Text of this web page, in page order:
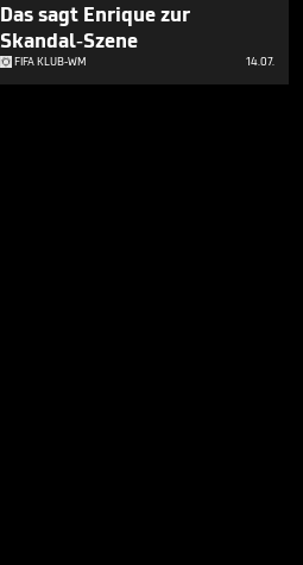
Das sagt Enrique zur
Skandal-Szene
FIFA KLUB-WM 14.07.